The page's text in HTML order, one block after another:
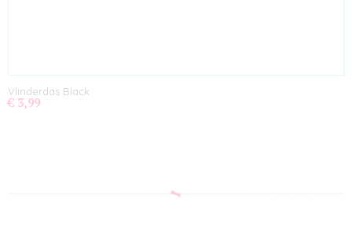
Vlinderdas Black
€ 3,99